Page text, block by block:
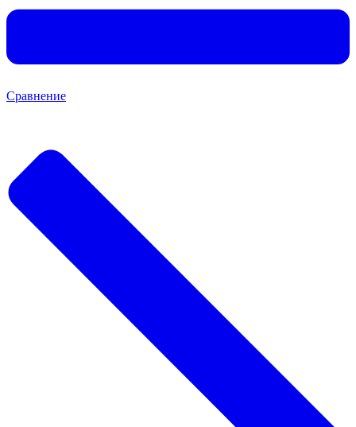
Сравнение